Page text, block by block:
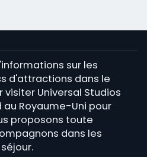
sur les
d'attractions dans le
visiter Universal Studios
au Royaume-Uni pour
proposons toute
dans les